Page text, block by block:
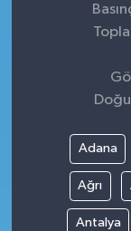
Adana
Ağrı
Antalya